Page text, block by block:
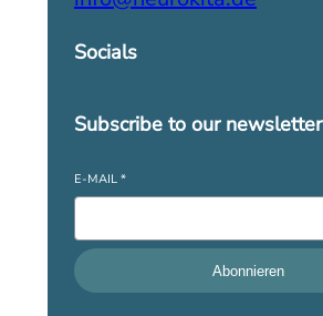
Socials
Subscribe to our newsletter
E-MAIL *
Abonnieren